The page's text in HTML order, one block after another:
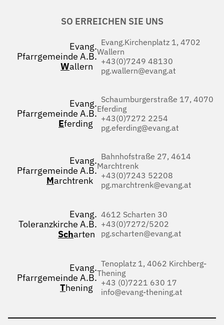
SO ERREICHEN SIE UNS
Evang.
Pfarrgemeinde A.B.
Wallern
Evang.Kirchenplatz 1, 4702
Wallern
+43(0)7249 48130
pg.wallern@evang.at
Evang.
Pfarrgemeinde A.B.
Eferding
Schaumburgerstraße 17, 4070
Eferding
+43(0)7272 2254
pg.eferding@evang.at
Evang.
Pfarrgemeinde A.B.
Marchtrenk
Bahnhofstraße 27, 4614
Marchtrenk
+43(0)7243 52208
pg.marchtrenk@evang.at
Evang.
Toleranzkirche A.B.
Scharten
4612 Scharten 30
+43(0)7272/5202
pg.scharten@evang.at
Evang.
Pfarrgemeinde A.B.
Thening
Tenoplatz 1, 4062 Kirchberg-
Thening
+43 (0)7221 630 17
info@evang-thening.at